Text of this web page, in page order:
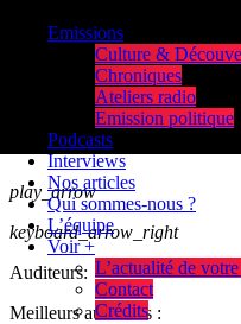
play_arrow
keyboard_arrow_right
Auditeurs:
Meilleurs auditeurs :
Emissions
Culture &
Chroniques
Ateliers radio
Emission politique
Podcasts
Interviews
Nos articles
Qui sommes-nous ?
L’équipe
Voir +
L’actualité de
Contact
Crédits